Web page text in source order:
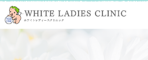
診療案内
婦人科診療